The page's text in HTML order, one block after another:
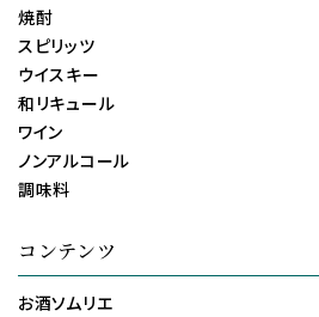
焼酎
スピリッツ
ウイスキー
和リキュール
ワイン
ノンアルコール
調味料
コンテンツ
お酒ソムリエ